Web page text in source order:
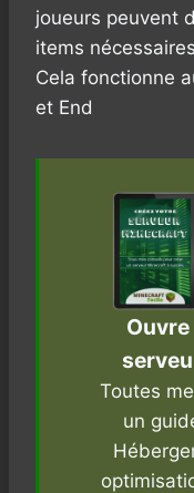
joueurs peuvent
items
Cela fonctionne
et End
Toutes
un